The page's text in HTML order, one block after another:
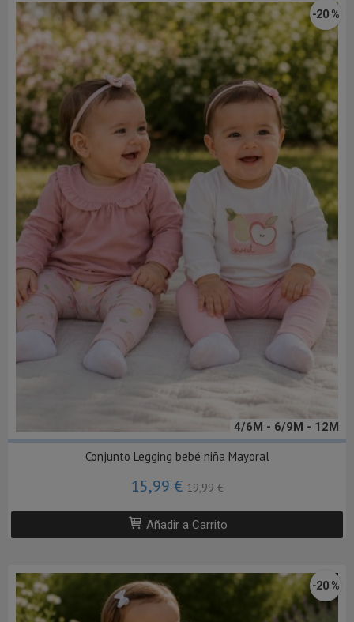
4/6M - 6/9M - 12M
-20 %
Conjunto Legging bebé niña Mayoral
15,99 €19,99 €
Añadir a Carrito
-20 %